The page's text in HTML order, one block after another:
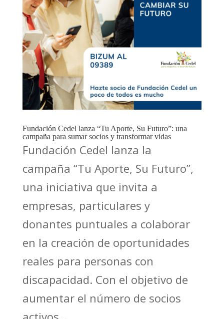
Fundación Cedel lanza “Tu Aporte, Su Futuro”: una
campaña para sumar socios y transformar vidas
Fundación Cedel lanza la
campaña “Tu Aporte, Su Futuro”,
una iniciativa que invita a
empresas, particulares y
donantes puntuales a colaborar
en la creación de oportunidades
reales para personas con
discapacidad. Con el objetivo de
aumentar el número de socios